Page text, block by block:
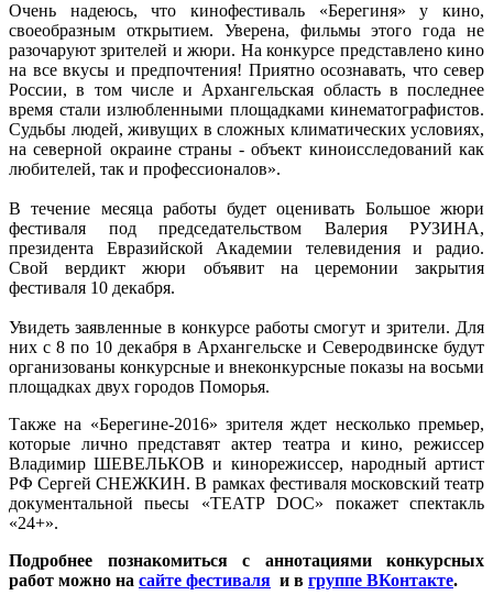
Очень надеюсь, что кинофестиваль «Берегиня» у кино,
своеобразным открытием. Уверена, фильмы этого года не
разочаруют зрителей и жюри. На конкурсе представлено кино
на все вкусы и предпочтения! Приятно осознавать, что север
России, в том числе и Архангельская область в последнее
время стали излюбленными площадками кинематографистов.
Судьбы людей, живущих в сложных климатических условиях,
на северной окраине страны - объект киноисследований как
любителей, так и профессионалов».
В течение месяца работы будет оценивать Большое жюри
фестиваля под председательством Валерия РУЗИНА,
президента Евразийской Академии телевидения и радио.
Свой вердикт жюри объявит на церемонии закрытия
фестиваля 10 декабря.
Увидеть заявленные в конкурсе работы смогут и зрители. Для
них с 8 по 10 декабря в Архангельске и Северодвинске будут
организованы конкурсные и внеконкурсные показы на восьми
площадках двух городов Поморья.
Также на «Берегине-2016» зрителя ждет несколько премьер,
которые лично представят актер театра и кино, режиссер
Владимир ШЕВЕЛЬКОВ и кинорежиссер, народный артист
РФ Сергей СНЕЖКИН. В рамках фестиваля московский театр
документальной пьесы «ТЕАТР DOC» покажет спектакль
«24+».
Подробнее познакомиться с аннотациями конкурсных
работ можно на сайте фестиваля и в группе ВКонтакте.